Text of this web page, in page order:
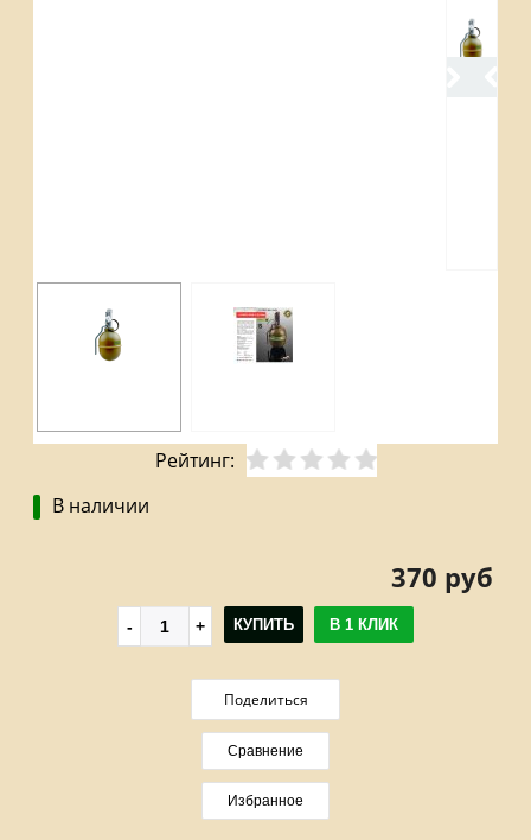
Рейтинг:
В наличии
370 руб
КУПИТЬ В 1 КЛИК
Поделиться
Сравнение
Избранное